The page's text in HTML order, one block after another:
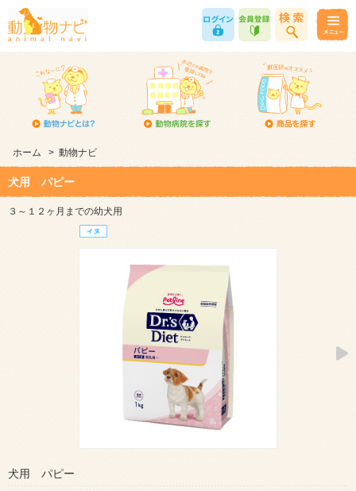
ホーム > 動物ナビ
犬用 パピー
３～１２ヶ月までの幼犬用
犬用 パピー